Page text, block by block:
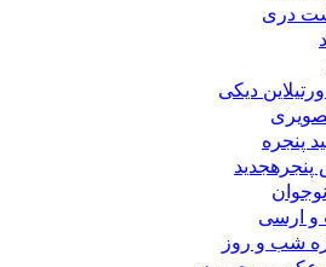
دری
دیکی
پنجره
جدید
و ارسی
شب و روز